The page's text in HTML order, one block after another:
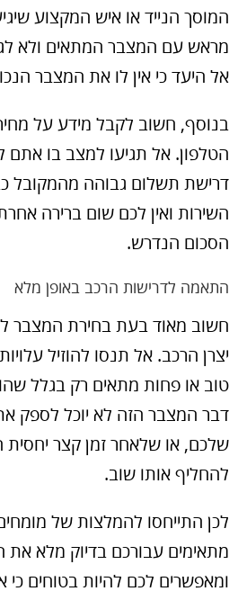
המוסך הנייד או איש המקצוע
מראש עם המצבר המתאים ולא
אל היעד כי אין לו את המצבר
בנוסף, חשוב לקבל מידע על
הטלפון. אל תגיעו למצב בו אתם
דרישת תשלום גבוהה מהמקובל
השירות ואין לכם שום ברירה
הסכום הנדרש.
התאמה לדרישות הרכב באופן מלא
חשוב מאוד בעת בחירת המצבר
יצרן הרכב. אל תנסו להוזיל
טוב או פחות מתאים רק בגלל
דבר המצבר הזה לא יוכל לספק
שלכם, או שלאחר זמן קצר יחסית
להחליף אותו שוב.
לכן התייחסו להמלצות של
מתאימים עבורכם בדיוק מלא את
ומאפשרים לכם להיות בטוחים